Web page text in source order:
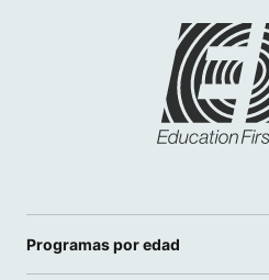
Programas por edad